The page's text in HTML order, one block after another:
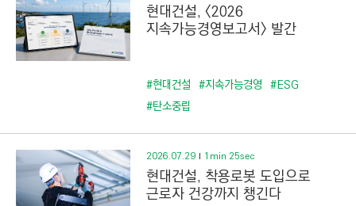
현대건설, <2026
지속가능경영보고서> 발간
#현대건설 #지속가능경영 #ESG
#탄소중립
2026.07.29 1min 25sec
현대건설, 착용로봇 도입으로
근로자 건강까지 챙긴다